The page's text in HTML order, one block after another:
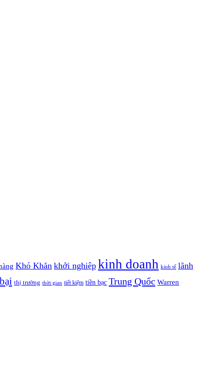
Khó Khăn khởi nghiệp kinh doanh kinh tế lãnh
thị trường thời gian tiết kiệm tiền bạc Trung Quốc Warren